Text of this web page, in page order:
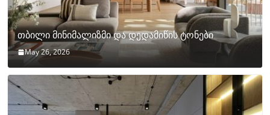
თბილი მინიმალიზმი და დედამიწის ტონები
May 26, 2026